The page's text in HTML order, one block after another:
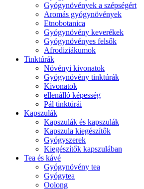
Gyógynövények a szépségért
Aromás gyógynövények
Etnobotanica
Gyógynövény keverékek
Gyógynövényes felsők
Afrodiziákumok
Tinktúrák
Növényi kivonatok
Gyógynövény tinktúrák
Kivonatok
ellenálló képesség
Pál tinktúrái
Kapszulák
Kapszulák és kapszulák
Kapszula kiegészítők
Gyógyszerek
Kiegészítők kapszulában
Tea és kávé
Gyógynövény tea
Gyógytea
Oolong